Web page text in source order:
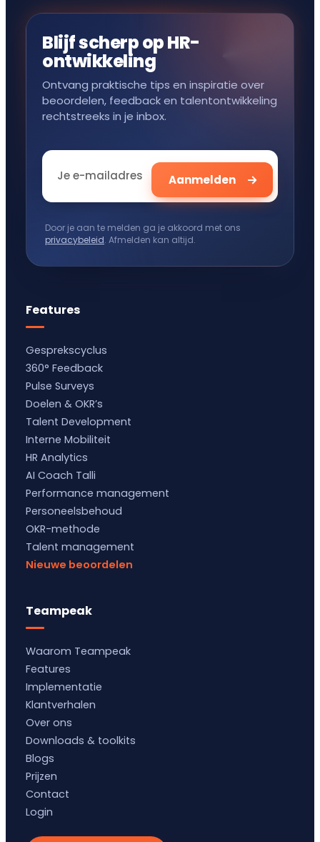
Blijf scherp op HR-
ontwikkeling
Ontvang praktische tips en inspiratie over
beoordelen, feedback en talentontwikkeling
rechtstreeks in je inbox.
Door je aan te melden ga je akkoord met ons
privacybeleid. Afmelden kan altijd.
Features
Gesprekscyclus
360° Feedback
Pulse Surveys
Doelen & OKR’s
Talent Development
Interne Mobiliteit
HR Analytics
AI Coach Talli
Performance management
Personeelsbehoud
OKR-methode
Talent management
Nieuwe beoordelen
Teampeak
Waarom Teampeak
Features
Implementatie
Klantverhalen
Over ons
Downloads & toolkits
Blogs
Prijzen
Contact
Login